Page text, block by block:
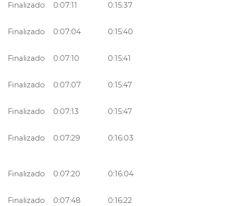
Finalizado 0:07:11 0:15:37
Finalizado 0:07:04 0:15:40
Finalizado 0:07:10 0:15:41
Finalizado 0:07:07 0:15:47
Finalizado 0:07:13 0:15:47
Finalizado 0:07:29 0:16:03
Finalizado 0:07:20 0:16:04
Finalizado 0:07:48
0:16:22